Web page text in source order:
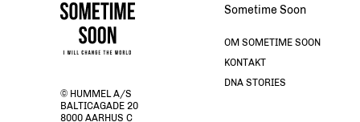
© HUMMEL A/S
BALTICAGADE 20
8000 AARHUS C
Sometime Soon
OM SOMETIME SOON
KONTAKT
DNA STORIES